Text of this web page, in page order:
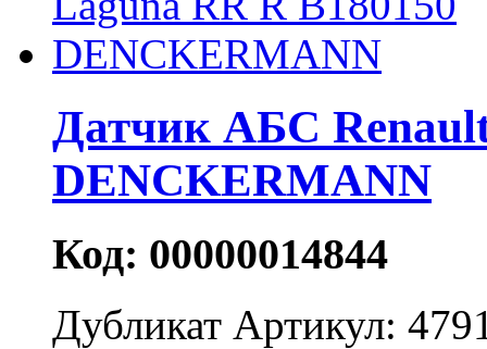
Датчик АБС
DENCKERMANN
Код: 00000014844
Дубликат Артикул: